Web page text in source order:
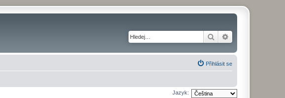
Hledat
Přihlásit se
Jazyk: